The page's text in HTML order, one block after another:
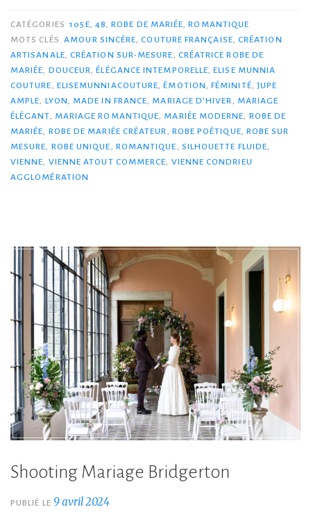
CATÉGORIES 105E, 48,ROBE DE MARIÉE,ROMANTIQUE
MOTS CLÉS AMOUR SINCÈRE,COUTURE FRANÇAISE, CRÉATION
ARTISANALE, CRÉATION SUR-MESURE, CRÉATRICE ROBE DE
MARIÉE, DOUCEUR,ÉLÉGANCE INTEMPORELLE,ELISE MUNNIA
COUTURE, ELISEMUNNIACOUTURE,ÉMOTION,FÉMINITÉ, JUPE
AMPLE, LYON, MADE IN FRANCE, MARIAGE D’HIVER, MARIAGE
ÉLÉGANT, MARIAGE ROMANTIQUE, MARIÉE MODERNE, ROBE DE
MARIÉE, ROBE DE MARIÉE CRÉATEUR, ROBE POÉTIQUE, ROBE SUR
MESURE, ROBE UNIQUE, ROMANTIQUE, SILHOUETTE FLUIDE,
VIENNE, VIENNE ATOUT COMMERCE, VIENNE CONDRIEU
AGGLOMÉRATION
Shooting Mariage Bridgerton
PUBLIÉ LE 9 avril 2024